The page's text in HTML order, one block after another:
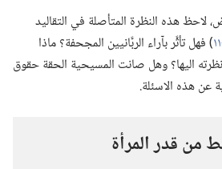
لاحظ هذه النظرة المتأصلة في التقاليد
‏)‏ فهل تأثَّر بآراء الربَّانيين المجحفة؟‏ ماذا
اليها؟‏ وهل صانت المسيحية الحقة حقوق
عن هذه الاسئلة.‏
من قدر المرأة